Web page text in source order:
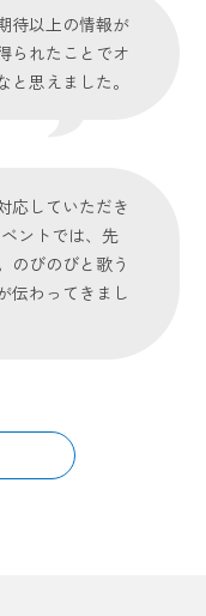
待以上の情報が
られたことでオ
思えました。
応していただき
ントでは、先
のびのびと歌う
伝わってきまし